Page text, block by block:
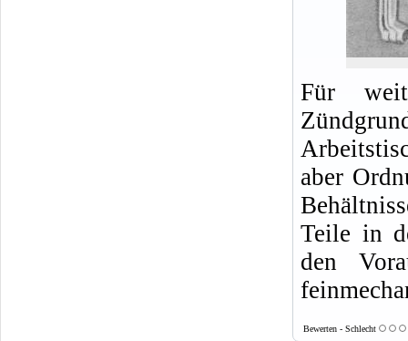
Für
aber
Teile in
den
Bewerten - Schlecht